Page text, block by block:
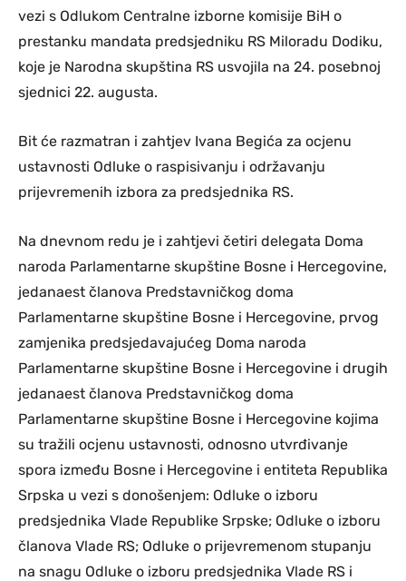
vezi s Odlukom Centralne izborne komisije BiH o
prestanku mandata predsjedniku RS Miloradu Dodiku,
koje je Narodna skupština RS usvojila na 24. posebnoj
sjednici 22. augusta.
Bit će razmatran i zahtjev Ivana Begića za ocjenu
ustavnosti Odluke o raspisivanju i održavanju
prijevremenih izbora za predsjednika RS.
Na dnevnom redu je i zahtjevi četiri delegata Doma
naroda Parlamentarne skupštine Bosne i Hercegovine,
jedanaest članova Predstavničkog doma
Parlamentarne skupštine Bosne i Hercegovine, prvog
zamjenika predsjedavajućeg Doma naroda
Parlamentarne skupštine Bosne i Hercegovine i drugih
jedanaest članova Predstavničkog doma
Parlamentarne skupštine Bosne i Hercegovine kojima
su tražili ocjenu ustavnosti, odnosno utvrđivanje
spora između Bosne i Hercegovine i entiteta Republika
Srpska u vezi s donošenjem: Odluke o izboru
predsjednika Vlade Republike Srpske; Odluke o izboru
članova Vlade RS; Odluke o prijevremenom stupanju
na snagu Odluke o izboru predsjednika Vlade RS i